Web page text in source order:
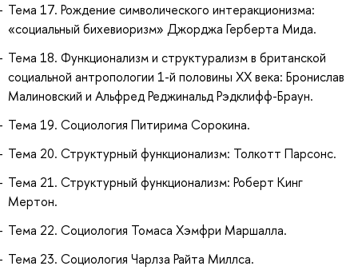
Тема 17. Рождение символического интеракционизма:
«социальный бихевиоризм» Джорджа Герберта Мида.
Тема 18. Функционализм и структурализм в британской
социальной антропологии 1-й половины ХХ века: Бронислав
Малиновский и Альфред Реджинальд Рэдклифф-Браун.
Тема 19. Социология Питирима Сорокина.
Тема 20. Структурный функционализм: Толкотт Парсонс.
Тема 21. Структурный функционализм: Роберт Кинг
Мертон.
Тема 22. Социология Томаса Хэмфри Маршалла.
Тема 23. Социология Чарлза Райта Миллса.